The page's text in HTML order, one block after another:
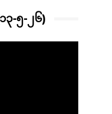
၃-၅-၂၆)